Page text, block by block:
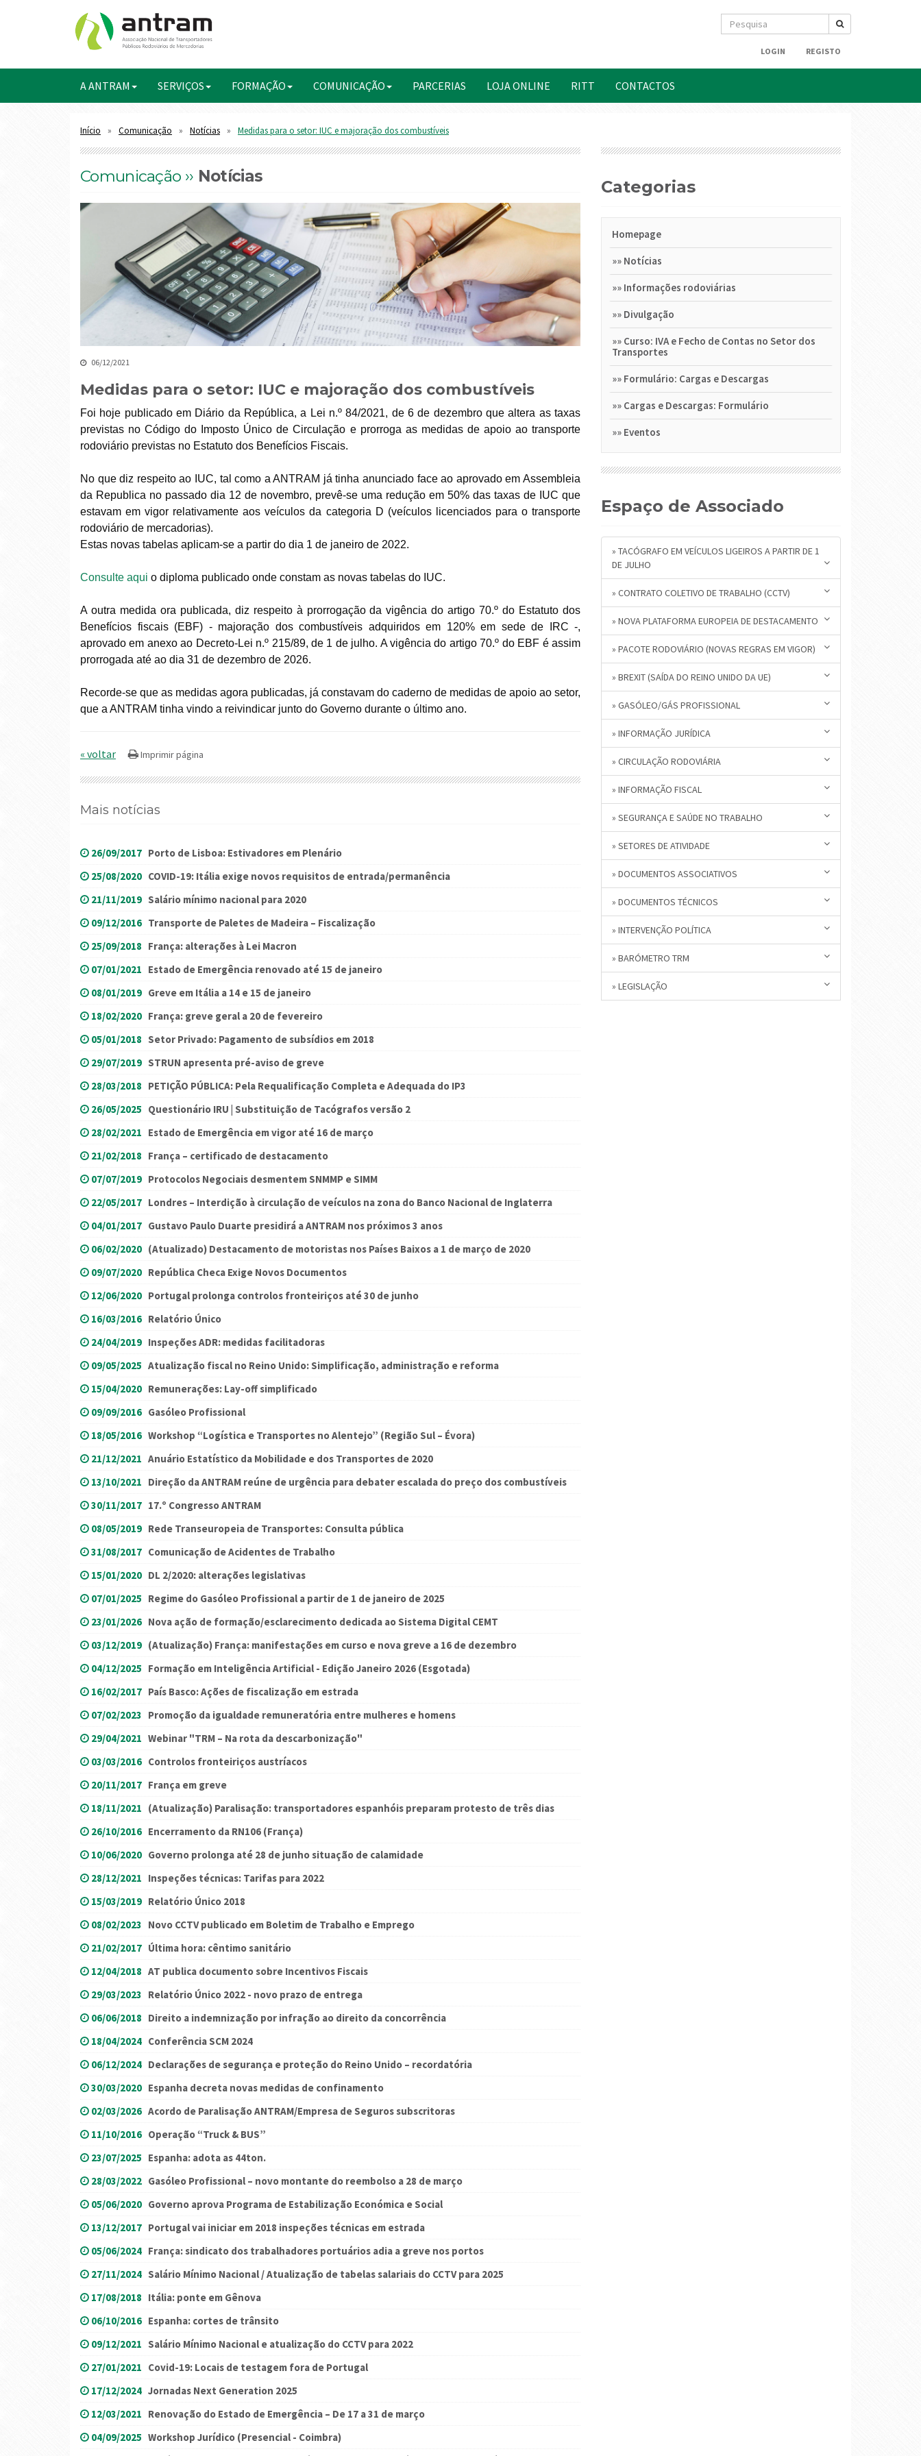
LOGIN REGISTO
A ANTRAM SERVIÇOS FORMAÇÃO COMUNICAÇÃO PARCERIAS LOJA ONLINE RITT CONTACTOS
Início Comunicação Notícias Medidas para o setor: IUC e majoração dos combustíveis
Comunicação ›› Notícias
06/12/2021
Medidas para o setor: IUC e majoração dos combustíveis
Foi hoje publicado em Diário da República, a Lei n.º 84/2021, de 6 de dezembro que altera as taxas
previstas no Código do Imposto Único de Circulação e prorroga as medidas de apoio ao transporte
rodoviário previstas no Estatuto dos Benefícios Fiscais.
No que diz respeito ao IUC, tal como a ANTRAM já tinha anunciado face ao aprovado em Assembleia
da Republica no passado dia 12 de novembro, prevê-se uma redução em 50% das taxas de IUC que
estavam em vigor relativamente aos veículos da categoria D (veículos licenciados para o transporte
rodoviário de mercadorias).
Estas novas tabelas aplicam-se a partir do dia 1 de janeiro de 2022.
Consulte aqui o diploma publicado onde constam as novas tabelas do IUC.
A outra medida ora publicada, diz respeito à prorrogação da vigência do artigo 70.º do Estatuto dos
Benefícios fiscais (EBF) - majoração dos combustíveis adquiridos em 120% em sede de IRC -,
aprovado em anexo ao Decreto-Lei n.º 215/89, de 1 de julho. A vigência do artigo 70.º do EBF é assim
prorrogada até ao dia 31 de dezembro de 2026.
Recorde-se que as medidas agora publicadas, já constavam do caderno de medidas de apoio ao setor,
que a ANTRAM tinha vindo a reivindicar junto do Governo durante o último ano.
« voltar
Mais notícias
26/09/2017 Porto de Lisboa: Estivadores em Plenário
25/08/2020 COVID-19: Itália exige novos requisitos de entrada/permanência
21/11/2019 Salário mínimo nacional para 2020
09/12/2016 Transporte de Paletes de Madeira – Fiscalização
25/09/2018 França: alterações à Lei Macron
07/01/2021 Estado de Emergência renovado até 15 de janeiro
08/01/2019 Greve em Itália a 14 e 15 de janeiro
18/02/2020 França: greve geral a 20 de fevereiro
05/01/2018 Setor Privado: Pagamento de subsídios em 2018
29/07/2019 STRUN apresenta pré-aviso de greve
28/03/2018 PETIÇÃO PÚBLICA: Pela Requalificação Completa e Adequada do IP3
26/05/2025 Questionário IRU | Substituição de Tacógrafos versão 2
28/02/2021 Estado de Emergência em vigor até 16 de março
21/02/2018 França – certificado de destacamento
07/07/2019 Protocolos Negociais desmentem SNMMP e SIMM
22/05/2017 Londres – Interdição à circulação de veículos na zona do Banco Nacional de Inglaterra
04/01/2017 Gustavo Paulo Duarte presidirá a ANTRAM nos próximos 3 anos
06/02/2020 (Atualizado) Destacamento de motoristas nos Países Baixos a 1 de março de 2020
09/07/2020 República Checa Exige Novos Documentos
12/06/2020 Portugal prolonga controlos fronteiriços até 30 de junho
16/03/2016 Relatório Único
24/04/2019 Inspeções ADR: medidas facilitadoras
09/05/2025 Atualização fiscal no Reino Unido: Simplificação, administração e reforma
15/04/2020 Remunerações: Lay-off simplificado
09/09/2016 Gasóleo Profissional
18/05/2016 Workshop “Logística e Transportes no Alentejo” (Região Sul – Évora)
21/12/2021 Anuário Estatístico da Mobilidade e dos Transportes de 2020
13/10/2021 Direção da ANTRAM reúne de urgência para debater escalada do preço dos combustíveis
30/11/2017 17.º Congresso ANTRAM
08/05/2019 Rede Transeuropeia de Transportes: Consulta pública
31/08/2017 Comunicação de Acidentes de Trabalho
15/01/2020 DL 2/2020: alterações legislativas
07/01/2025 Regime do Gasóleo Profissional a partir de 1 de janeiro de 2025
23/01/2026 Nova ação de formação/esclarecimento dedicada ao Sistema Digital CEMT
03/12/2019 (Atualização) França: manifestações em curso e nova greve a 16 de dezembro
04/12/2025 Formação em Inteligência Artificial - Edição Janeiro 2026 (Esgotada)
16/02/2017 País Basco: Ações de fiscalização em estrada
07/02/2023 Promoção da igualdade remuneratória entre mulheres e homens
29/04/2021 Webinar "TRM – Na rota da descarbonização"
03/03/2016 Controlos fronteiriços austríacos
20/11/2017 França em greve
18/11/2021 (Atualização) Paralisação: transportadores espanhóis preparam protesto de três dias
26/10/2016 Encerramento da RN106 (França)
10/06/2020 Governo prolonga até 28 de junho situação de calamidade
28/12/2021 Inspeções técnicas: Tarifas para 2022
15/03/2019 Relatório Único 2018
08/02/2023 Novo CCTV publicado em Boletim de Trabalho e Emprego
21/02/2017 Última hora: cêntimo sanitário
12/04/2018 AT publica documento sobre Incentivos Fiscais
29/03/2023 Relatório Único 2022 - novo prazo de entrega
06/06/2018 Direito a indemnização por infração ao direito da concorrência
18/04/2024 Conferência SCM 2024
06/12/2024 Declarações de segurança e proteção do Reino Unido – recordatória
30/03/2020 Espanha decreta novas medidas de confinamento
02/03/2026 Acordo de Paralisação ANTRAM/Empresa de Seguros subscritoras
11/10/2016 Operação “Truck & BUS”
23/07/2025 Espanha: adota as 44ton.
28/03/2022 Gasóleo Profissional – novo montante do reembolso a 28 de março
05/06/2020 Governo aprova Programa de Estabilização Económica e Social
13/12/2017 Portugal vai iniciar em 2018 inspeções técnicas em estrada
05/06/2024 França: sindicato dos trabalhadores portuários adia a greve nos portos
27/11/2024 Salário Mínimo Nacional / Atualização de tabelas salariais do CCTV para 2025
17/08/2018 Itália: ponte em Gênova
06/10/2016 Espanha: cortes de trânsito
09/12/2021 Salário Mínimo Nacional e atualização do CCTV para 2022
27/01/2021 Covid-19: Locais de testagem fora de Portugal
17/12/2024 Jornadas Next Generation 2025
12/03/2021 Renovação do Estado de Emergência – De 17 a 31 de março
04/09/2025 Workshop Jurídico (Presencial - Coimbra)
Categorias
Homepage
»» Notícias
»» Informações rodoviárias
»» Divulgação
»» Curso: IVA e Fecho de Contas no Setor dos
Transportes
»» Formulário: Cargas e Descargas
»» Cargas e Descargas: Formulário
»» Eventos
Espaço de Associado
» TACÓGRAFO EM VEÍCULOS LIGEIROS A PARTIR DE 1
DE JULHO
» CONTRATO COLETIVO DE TRABALHO (CCTV)
» NOVA PLATAFORMA EUROPEIA DE DESTACAMENTO
» PACOTE RODOVIÁRIO (NOVAS REGRAS EM VIGOR)
» BREXIT (SAÍDA DO REINO UNIDO DA UE)
» GASÓLEO/GÁS PROFISSIONAL
» INFORMAÇÃO JURÍDICA
» CIRCULAÇÃO RODOVIÁRIA
» INFORMAÇÃO FISCAL
» SEGURANÇA E SAÚDE NO TRABALHO
» SETORES DE ATIVIDADE
» DOCUMENTOS ASSOCIATIVOS
» DOCUMENTOS TÉCNICOS
» INTERVENÇÃO POLÍTICA
» BARÓMETRO TRM
» LEGISLAÇÃO